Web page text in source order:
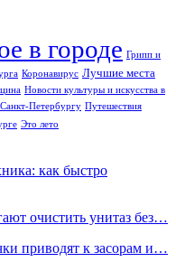
в городе Грипп и
Коронавирус Лучшие места
Новости культуры и искусства в
Петербургу Путешествия
Это лето
как быстро
очистить унитаз без…
приводят к засорам и…